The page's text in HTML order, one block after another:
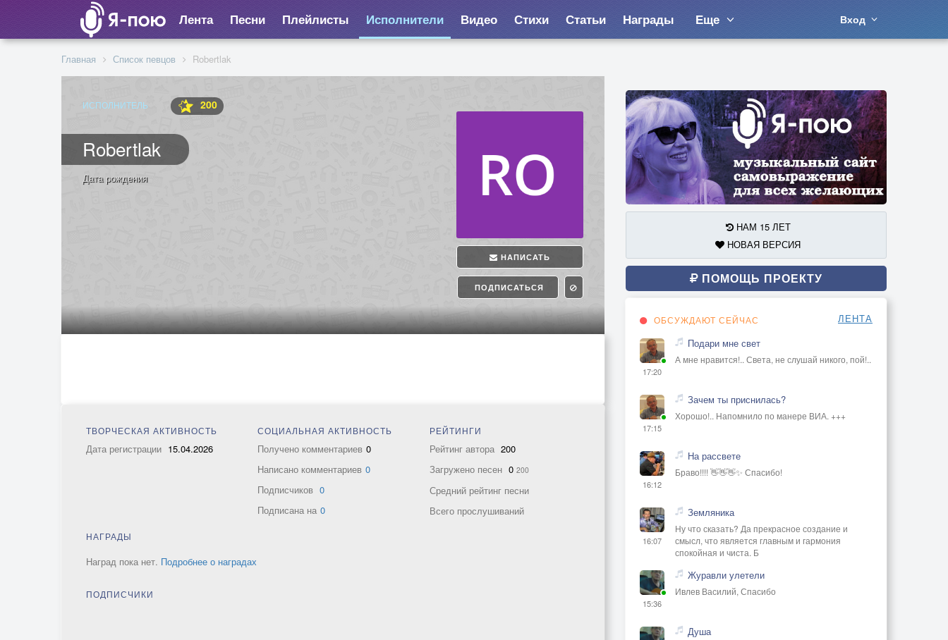
Лента Песни Плейлисты Исполнители Видео Стихи Статьи Награды Еще Вход
Главная Список певцов Robertlak
ИСПОЛНИТЕЛЬ 200
Robertlak
НАПИСАТЬ
ПОДПИСАТЬСЯ
Дата рождения
ТВОРЧЕСКАЯ АКТИВНОСТЬ
Дата регистрации 15.04.2026
СОЦИАЛЬНАЯ АКТИВНОСТЬ
Получено комментариев 0
Написано комментариев 0
Подписчиков 0
Подписана на 0
РЕЙТИНГИ
Рейтинг автора 200
Загружено песен 0 200
Средний рейтинг песни
Всего прослушиваний
НАГРАДЫ
Наград пока нет. Подробнее о наградах
ПОДПИСЧИКИ
НАМ 15 ЛЕТ
НОВАЯ ВЕРСИЯ
ПОМОЩЬ ПРОЕКТУ
ОБСУЖДАЮТ СЕЙЧАС ЛЕНТА
17:20
Подари мне свет
А мне нравится!.. Света, не слушай никого, пой!..
17:15
Зачем ты приснилась?
Хорошо!.. Напомнило по манере ВИА. +++
16:12
На рассвете
Браво!!!! 👋👋👋✨ Спасибо!
16:07
Земляника
Ну что сказать? Да прекрасное создание и
смысл, что является главным и гармония
спокойная и чиста. Б
15:36
Журавли улетели
Ивлев Василий, Спасибо
Душа